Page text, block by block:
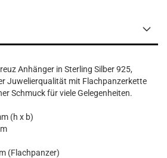
Anhänger in Sterling Silber 925,
Juwelierqualität mit Flachpanzerkette
Schmuck für viele Gelegenheiten.
(h x b)
(Flachpanzer)